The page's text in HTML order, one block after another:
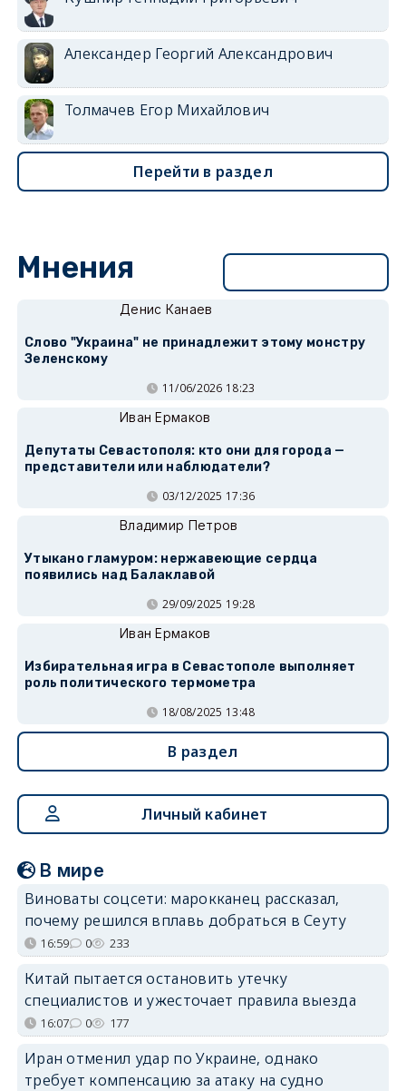
Александер Георгий Александрович
Толмачев Егор Михайлович
Перейти в раздел
Мнения
Денис Канаев
Слово "Украина" не принадлежит этому монстру
Зеленскому
11/06/2026 18:23
Иван Ермаков
Депутаты Севастополя: кто они для города —
представители или наблюдатели?
03/12/2025 17:36
Владимир Петров
Утыкано гламуром: нержавеющие сердца
появились над Балаклавой
29/09/2025 19:28
Иван Ермаков
Избирательная игра в Севастополе выполняет
роль политического термометра
18/08/2025 13:48
В раздел
Личный кабинет
В мире
Виноваты соцсети: марокканец рассказал,
почему решился вплавь добраться в Сеуту
16:59 0 233
Китай пытается остановить утечку
специалистов и ужесточает правила выезда
16:07 0 177
Иран отменил удар по Украине, однако
требует компенсацию за атаку на судно